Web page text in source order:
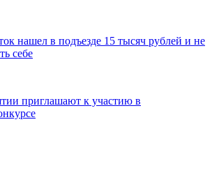
нашел в подъезде 15 тысяч рублей и не
себе
приглашают к участию в